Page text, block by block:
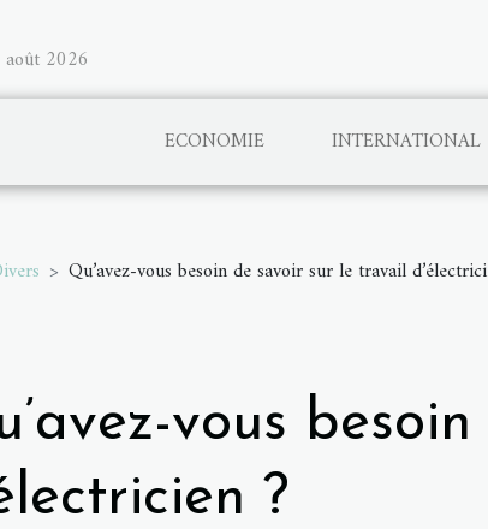
2026
ECONOMIE INTERNATIONAL
Qu’avez-vous besoin de savoir sur le travail
vous
?